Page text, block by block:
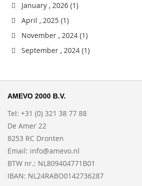
January , 2026 (1)
April , 2025 (1)
November , 2024 (1)
September , 2024 (1)
AMEVO 2000 B.V.
Tel: +31 (0) 321 38 77 88
De Amer 22
8253 RC Dronten
Email: info@amevo.nl
BTW nr.: NL809404771B01
IBAN: NL24RABO0142736287